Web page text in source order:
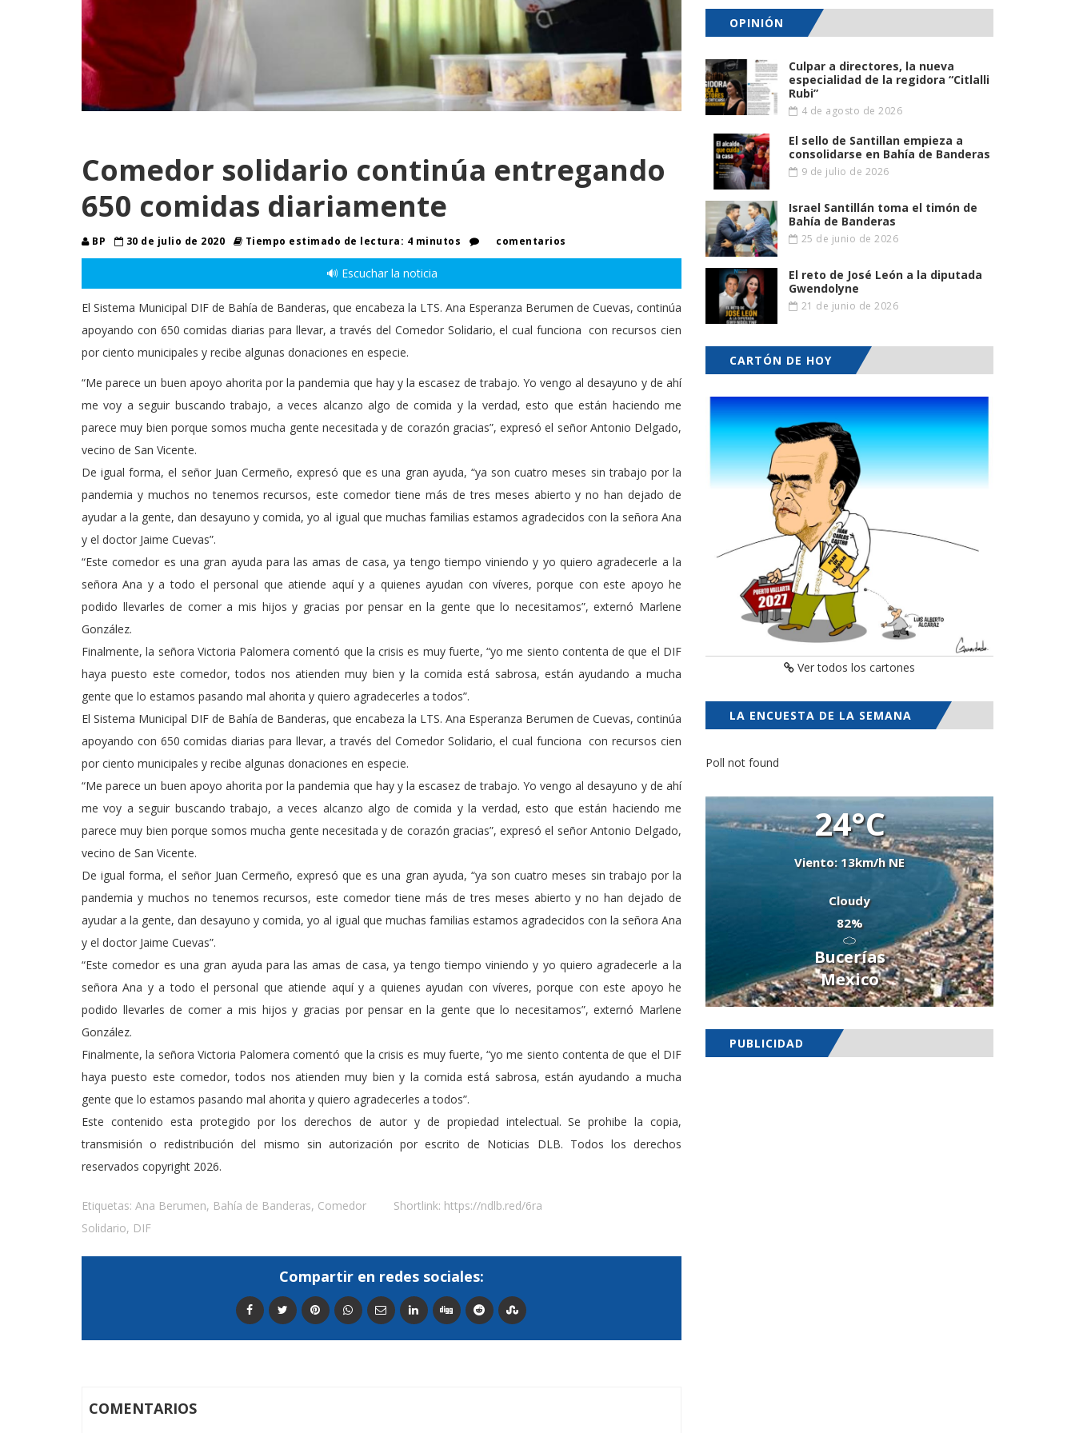
Comedor solidario continúa entregando
650 comidas diariamente
BP 30 de julio de 2020 Tiempo estimado de lectura: 4 minutos comentarios
🔊 Escuchar la noticia
El Sistema Municipal DIF de Bahía de Banderas, que encabeza la LTS. Ana Esperanza Berumen de Cuevas, continúa
apoyando con 650 comidas diarias para llevar, a través del Comedor Solidario, el cual funciona con recursos cien
por ciento municipales y recibe algunas donaciones en especie.
“Me parece un buen apoyo ahorita por la pandemia que hay y la escasez de trabajo. Yo vengo al desayuno y de ahí
me voy a seguir buscando trabajo, a veces alcanzo algo de comida y la verdad, esto que están haciendo me
parece muy bien porque somos mucha gente necesitada y de corazón gracias”, expresó el señor Antonio Delgado,
vecino de San Vicente.
De igual forma, el señor Juan Cermeño, expresó que es una gran ayuda, “ya son cuatro meses sin trabajo por la
pandemia y muchos no tenemos recursos, este comedor tiene más de tres meses abierto y no han dejado de
ayudar a la gente, dan desayuno y comida, yo al igual que muchas familias estamos agradecidos con la señora Ana
y el doctor Jaime Cuevas”.
“Este comedor es una gran ayuda para las amas de casa, ya tengo tiempo viniendo y yo quiero agradecerle a la
señora Ana y a todo el personal que atiende aquí y a quienes ayudan con víveres, porque con este apoyo he
podido llevarles de comer a mis hijos y gracias por pensar en la gente que lo necesitamos”, externó Marlene
González.
Finalmente, la señora Victoria Palomera comentó que la crisis es muy fuerte, “yo me siento contenta de que el DIF
haya puesto este comedor, todos nos atienden muy bien y la comida está sabrosa, están ayudando a mucha
gente que lo estamos pasando mal ahorita y quiero agradecerles a todos”.
El Sistema Municipal DIF de Bahía de Banderas, que encabeza la LTS. Ana Esperanza Berumen de Cuevas, continúa
apoyando con 650 comidas diarias para llevar, a través del Comedor Solidario, el cual funciona con recursos cien
por ciento municipales y recibe algunas donaciones en especie.
“Me parece un buen apoyo ahorita por la pandemia que hay y la escasez de trabajo. Yo vengo al desayuno y de ahí
me voy a seguir buscando trabajo, a veces alcanzo algo de comida y la verdad, esto que están haciendo me
parece muy bien porque somos mucha gente necesitada y de corazón gracias”, expresó el señor Antonio Delgado,
vecino de San Vicente.
De igual forma, el señor Juan Cermeño, expresó que es una gran ayuda, “ya son cuatro meses sin trabajo por la
pandemia y muchos no tenemos recursos, este comedor tiene más de tres meses abierto y no han dejado de
ayudar a la gente, dan desayuno y comida, yo al igual que muchas familias estamos agradecidos con la señora Ana
y el doctor Jaime Cuevas”.
“Este comedor es una gran ayuda para las amas de casa, ya tengo tiempo viniendo y yo quiero agradecerle a la
señora Ana y a todo el personal que atiende aquí y a quienes ayudan con víveres, porque con este apoyo he
podido llevarles de comer a mis hijos y gracias por pensar en la gente que lo necesitamos”, externó Marlene
González.
Finalmente, la señora Victoria Palomera comentó que la crisis es muy fuerte, “yo me siento contenta de que el DIF
haya puesto este comedor, todos nos atienden muy bien y la comida está sabrosa, están ayudando a mucha
gente que lo estamos pasando mal ahorita y quiero agradecerles a todos”.
Este contenido esta protegido por los derechos de autor y de propiedad intelectual. Se prohibe la copia,
transmisión o redistribución del mismo sin autorización por escrito de Noticias DLB. Todos los derechos
reservados copyright 2026.
Etiquetas: Ana Berumen, Bahía de Banderas, Comedor
Solidario, DIF
Shortlink: https://ndlb.red/6ra
Compartir en redes sociales:
COMENTARIOS
OPINIÓN
Culpar a directores, la nueva
especialidad de la regidora “Citlalli
Rubi”
4 de agosto de 2026
El sello de Santillan empieza a
consolidarse en Bahía de Banderas
9 de julio de 2026
Israel Santillán toma el timón de
Bahía de Banderas
25 de junio de 2026
El reto de José León a la diputada
Gwendolyne
21 de junio de 2026
CARTÓN DE HOY
Ver todos los cartones
LA ENCUESTA DE LA SEMANA
Poll not found
24°C
Viento: 13km/h NE
Cloudy
82%
Bucerías
Mexico
PUBLICIDAD